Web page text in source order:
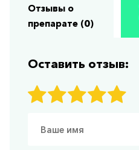
Отзывы о
препарате (0)
Оставить отзыв: